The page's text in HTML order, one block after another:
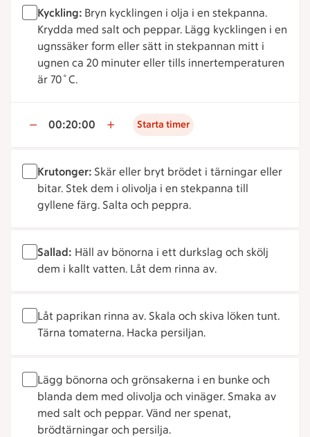
Kyckling: Bryn kycklingen i olja i en stekpanna.
Krydda med salt och peppar. Lägg kycklingen i en
ugnssäker form eller sätt in stekpannan mitt i
ugnen ca 20 minuter eller tills innertemperaturen
är 70˚C.
00:20:00 Starta timer
Krutonger: Skär eller bryt brödet i tärningar eller
bitar. Stek dem i olivolja i en stekpanna till
gyllene färg. Salta och peppra.
Sallad: Häll av bönorna i ett durkslag och skölj
dem i kallt vatten. Låt dem rinna av.
Låt paprikan rinna av. Skala och skiva löken tunt.
Tärna tomaterna. Hacka persiljan.
Lägg bönorna och grönsakerna i en bunke och
blanda dem med olivolja och vinäger. Smaka av
med salt och peppar. Vänd ner spenat,
brödtärningar och persilja.